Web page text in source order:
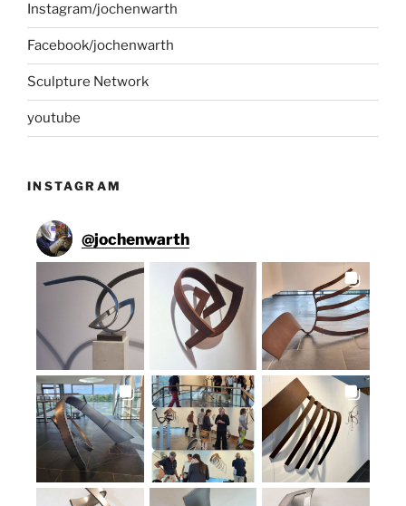
Instagram/jochenwarth
Facebook/jochenwarth
Sculpture Network
youtube
INSTAGRAM
@jochenwarth